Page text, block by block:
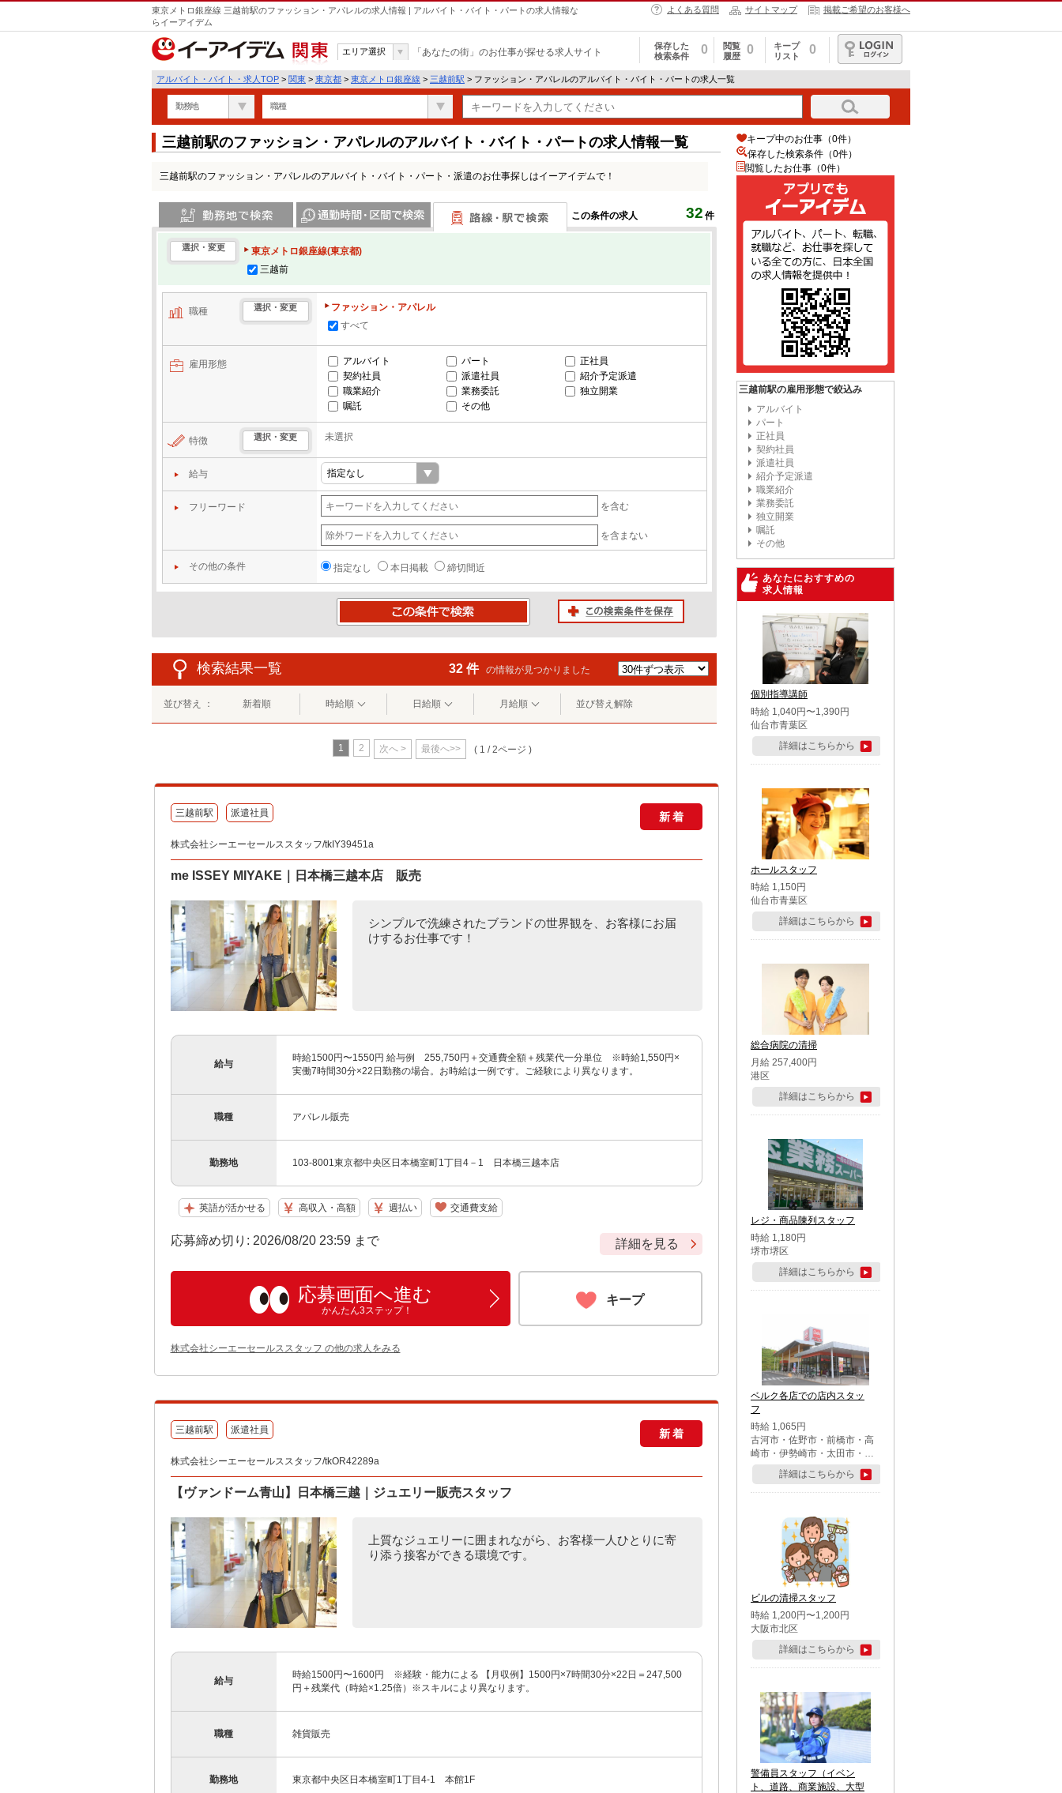
東京メトロ銀座線 三越前駅のファッション・アパレルの求人情報 | アルバイト・バイト・パートの求人情報な
らイーアイデム
よくある質問 サイトマップ 掲載ご希望のお客様へ
関東
エリア選択 「あなたの街」のお仕事が探せる求人サイト
保存した
検索条件
0
閲覧
履歴
0
キープ
リスト
0
ログイン
アルバイト・バイト・求人TOP > 関東 > 東京都 > 東京メトロ銀座線 > 三越前駅 > ファッション・アパレルのアルバイト・バイト・パートの求人一覧
勤務地 職種
三越前駅のファッション・アパレルのアルバイト・バイト・パートの求人情報一覧
三越前駅のファッション・アパレルのアルバイト・バイト・パート・派遣のお仕事探しはイーアイデムで！
この条件の求人 32 件
選択・変更
東京メトロ銀座線(東京都)
三越前
職種 選択・変更
ファッション・アパレル
すべて
雇用形態 アルバイト パート
正社員
契約社員
派遣社員
紹介予定派遣
職業紹介
業務委託
独立開業
嘱託
その他
特徴 選択・変更 未選択
給与
フリーワード を含む
を含まない
その他の条件 指定なし 本日掲載 締切間近
検索結果一覧 32 件 の情報が見つかりました
並び替え ： 新着順 時給順 日給順 月給順 並び替え解除
1 2 次へ > 最後へ>> ( 1 / 2ページ )
三越前駅 派遣社員 新着
株式会社シーエーセールススタッフ/tkIY39451a
me ISSEY MIYAKE｜日本橋三越本店 販売
シンプルで洗練されたブランドの世界観を、お客様にお届
けするお仕事です！
給与
時給1500円〜1550円 給与例 255,750円＋交通費全額＋残業代一分単位 ※時給1,550円×
実働7時間30分×22日勤務の場合。お時給は一例です。ご経験により異なります。
職種 アパレル販売
勤務地 103-8001東京都中央区日本橋室町1丁目4－1 日本橋三越本店
英語が活かせる 高収入・高額 週払い 交通費支給
応募締め切り: 2026/08/20 23:59 まで 詳細を見る
応募画面へ進む
かんたん3ステップ！
キープ
株式会社シーエーセールススタッフ の他の求人をみる
三越前駅 派遣社員 新着
株式会社シーエーセールススタッフ/tkOR42289a
【ヴァンドーム青山】日本橋三越｜ジュエリー販売スタッフ
上質なジュエリーに囲まれながら、お客様一人ひとりに寄
り添う接客ができる環境です。
給与
時給1500円〜1600円 ※経験・能力による 【月収例】1500円×7時間30分×22日＝247,500
円＋残業代（時給×1.25倍）※スキルにより異なります。
職種 雑貨販売
勤務地 東京都中央区日本橋室町1丁目4-1 本館1F
キープ中のお仕事（0件）
保存した検索条件（0件）
閲覧したお仕事（0件）
三越前駅の雇用形態で絞込み
アルバイト
パート
正社員
契約社員
派遣社員
紹介予定派遣
職業紹介
業務委託
独立開業
嘱託
その他
あなたにおすすめの
求人情報
個別指導講師
時給 1,040円〜1,390円
仙台市青葉区
詳細はこちらから
ホールスタッフ
時給 1,150円
仙台市青葉区
詳細はこちらから
総合病院の清掃
月給 257,400円
港区
詳細はこちらから
レジ・商品陳列スタッフ
時給 1,180円
堺市堺区
詳細はこちらから
ベルク各店での店内スタッ
フ
時給 1,065円
古河市・佐野市・前橋市・高
崎市・伊勢崎市・太田市・館
林市・藤岡市・大泉町・さい
たま市北区・川越市・熊谷
市・行田市・秩父市・所沢
市・鶴ケ島市・千葉市中央
区・市川市・松戸市・習志野
市・柏市・流山市・八千代
市・足立区・江戸川区・八王
子市・町田市
詳細はこちらから
ビルの清掃スタッフ
時給 1,200円〜1,200円
大阪市北区
詳細はこちらから
警備員スタッフ（イベン
ト、道路、商業施設、大型